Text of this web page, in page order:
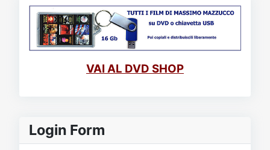
DVD Shop
Sito
VAI AL DVD SHOP
Login Form